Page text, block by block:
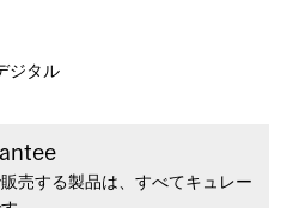
ジタル
売する製品は、すべてキュレー